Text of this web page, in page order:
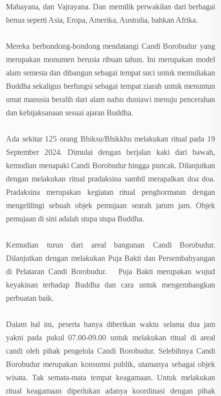
Mahayana, dan Vajrayana. Dan memilik perwakilan dari berbagai
benua seperti Asia, Eropa, Amerika, Australia, bahkan Afrika.
Mereka berbondong-bondong mendatangi Candi Borobudur yang
merupakan monumen berusia ribuan tahun. Ini merupakan model
alam semesta dan dibangun sebagai tempat suci untuk memuliakan
Buddha sekaligus berfungsi sebagai tempat ziarah untuk menuntun
umat manusia beralih dari alam nafsu duniawi menuju pencerahan
dan kebijaksanaan sesuai ajaran Buddha.
Ada sekitar 125 orang Bhiksu/Bhikkhu melakukan ritual pada 19
September 2024. Dimulai dengan berjalan kaki dari bawah,
kemudian menapaki Candi Borobudur hingga puncak. Dilanjutkan
dengan melakukan ritual pradaksina sambil merapalkan doa doa.
Pradaksina merupakan kegiatan ritual penghormatan dengan
mengelilingi sebuah objek pemujaan searah jarum jam. Objek
pemujaan di sini adalah stupa stupa Buddha.
Kemudian turun dari areal bangunan Candi Borobudur.
Dilanjutkan dengan melakukan Puja Bakti dan Persembahyangan
di Pelataran Candi Borobudur. Puja Bakti merupakan wujud
keyakinan terhadap Buddha dan cara untuk mengembangkan
perbuatan baik.
Dalam hal ini, peserta hanya diberikan waktu selama dua jam
yakni pada pukul 07.00-09.00 untuk melakukan ritual di areal
candi oleh pihak pengelola Candi Borobudur. Selebihnya Candi
Borobudur merupakan konsumsi publik, utamanya sebagai objek
wisata. Tak semata-mata tempat keagamaan. Untuk melakukan
ritual keagamaan diperlukan adanya koordinasi dengan pihak